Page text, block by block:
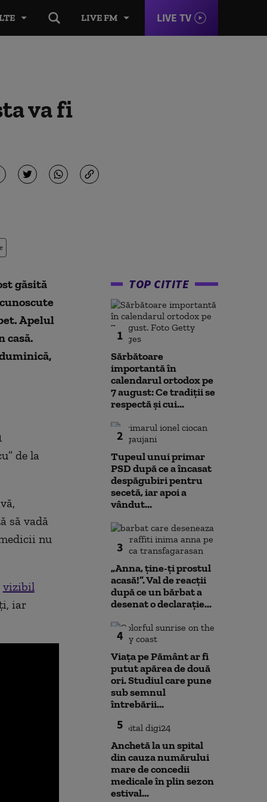
LIVE FM LIVE TV
va fi
găsită
Apelul
casă.
de la
să vadă
nu
vizibil
iar
TOP CITITE
1
Sărbătoare
importantă în
calendarul ortodox pe
7 august: Ce tradiții se
respectă și cui...
2
Tupeul unui primar
PSD după ce a încasat
despăgubiri pentru
secetă, iar apoi a
vândut...
3
„Anna, ţine-ţi prostul
acasă!”. Val de reacții
după ce un bărbat a
desenat o declarație...
4
Viața pe Pământ ar fi
putut apărea de două
ori. Studiul care pune
sub semnul
întrebării...
5
Anchetă la un spital
din cauza numărului
mare de concedii
medicale în plin sezon
estival...